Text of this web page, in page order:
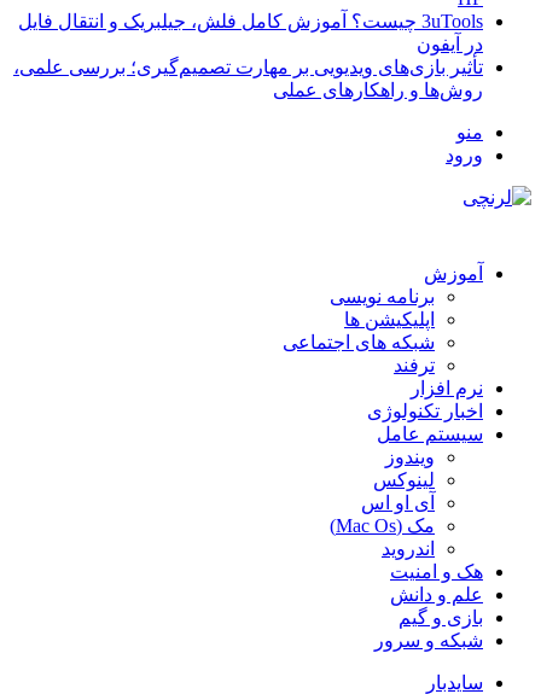
3uTools چیست؟ آموزش کامل فلش، جیلبریک و انتقال فایل
در آیفون
تأثیر بازی‌های ویدیویی بر مهارت تصمیم‌گیری؛ بررسی علمی،
روش‌ها و راهکارهای عملی
منو
ورود
آموزش
برنامه نویسی
اپلیکیشن ها
شبکه های اجتماعی
ترفند
نرم افزار
اخبار تکنولوژی
سیستم عامل
ویندوز
لینوکس
آی او اس
مک (Mac Os)
اندروید
هک و امنیت
علم و دانش
بازی و گیم
شبکه و سرور
سایدبار